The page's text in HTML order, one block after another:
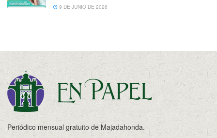
9 DE JUNIO DE 2026
Periódico mensual gratuito de Majadahonda.